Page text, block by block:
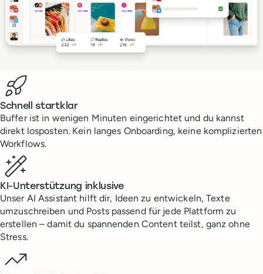
Benefits
Schnell startklar
Buffer ist in wenigen Minuten eingerichtet und du kannst
direkt losposten. Kein langes Onboarding, keine komplizierten
Workflows.
KI-Unterstützung inklusive
Unser AI Assistant hilft dir, Ideen zu entwickeln, Texte
umzuschreiben und Posts passend für jede Plattform zu
erstellen – damit du spannenden Content teilst, ganz ohne
Stress.